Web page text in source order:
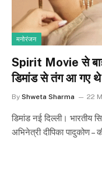
मनोरंजन
Spirit Movie से
डिमांड से तंग आ गए थे
By Shweta Sharma 22
डिमांड नई दिल्ली। भारतीय
अभिनेत्री दीपिका पादुकोण –